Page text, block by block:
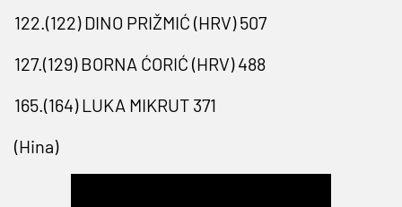
122.(122) DINO PRIŽMIĆ (HRV) 507
127.(129) BORNA ĆORIĆ (HRV) 488
165.(164) LUKA MIKRUT 371
(Hina)